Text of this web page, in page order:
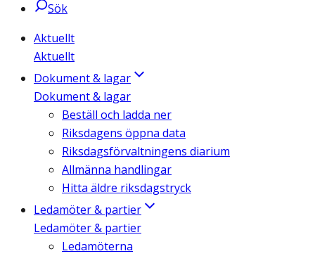
Sök
Aktuellt
Aktuellt
Dokument & lagar
Dokument & lagar
Beställ och ladda ner
Riksdagens öppna data
Riksdagsförvaltningens diarium
Allmänna handlingar
Hitta äldre riksdagstryck
Ledamöter & partier
Ledamöter & partier
Ledamöterna